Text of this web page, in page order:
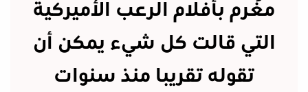
مُغرم بأفلام الرعب الأميركية
التي قالت كل شيء يمكن أن
تقوله تقريبا منذ سنوات